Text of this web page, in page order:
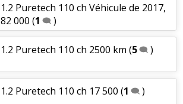
1.2 Puretech 110 ch Véhicule de 2017,
82 000 (1 )
1.2 Puretech 110 ch 2500 km (5 )
1.2 Puretech 110 ch 17 500 (1 )